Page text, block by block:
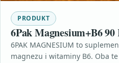
PRODUKT
6Pak Magnesium+B6 90
6PAK MAGNESIUM to
magnezu i witaminy B6. Oba